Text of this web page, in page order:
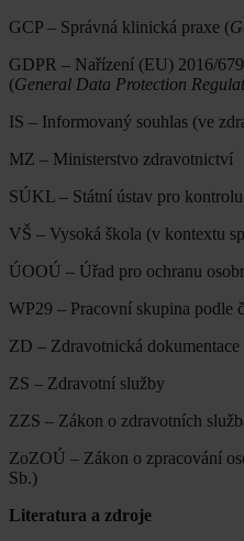
GCP – Správná klinická praxe (
GDPR – Nařízení (EU) 2016/
(General Data Protection
IS – Informovaný souhlas (ve
MZ – Ministerstvo zdravotnictví
SÚKL – Státní ústav pro
VŠ – Vysoká škola (v kontextu
ÚOOÚ – Úřad pro ochranu
WP29 – Pracovní skupina podle
ZD – Zdravotnická dokumentace
ZS – Zdravotní služby
ZZS – Zákon o zdravotních
ZoZOÚ – Zákon o zpracování
Sb.)
Literatura a zdroje